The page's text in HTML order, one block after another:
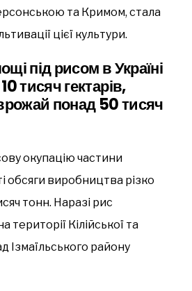
та Кримом, стала
цієї культури.
під рисом в Україні
тисяч гектарів,
понад 50 тисяч
окупацію частини
обсяги виробництва різко
тонн. Наразі рис
Кілійської та
Ізмаїльського району